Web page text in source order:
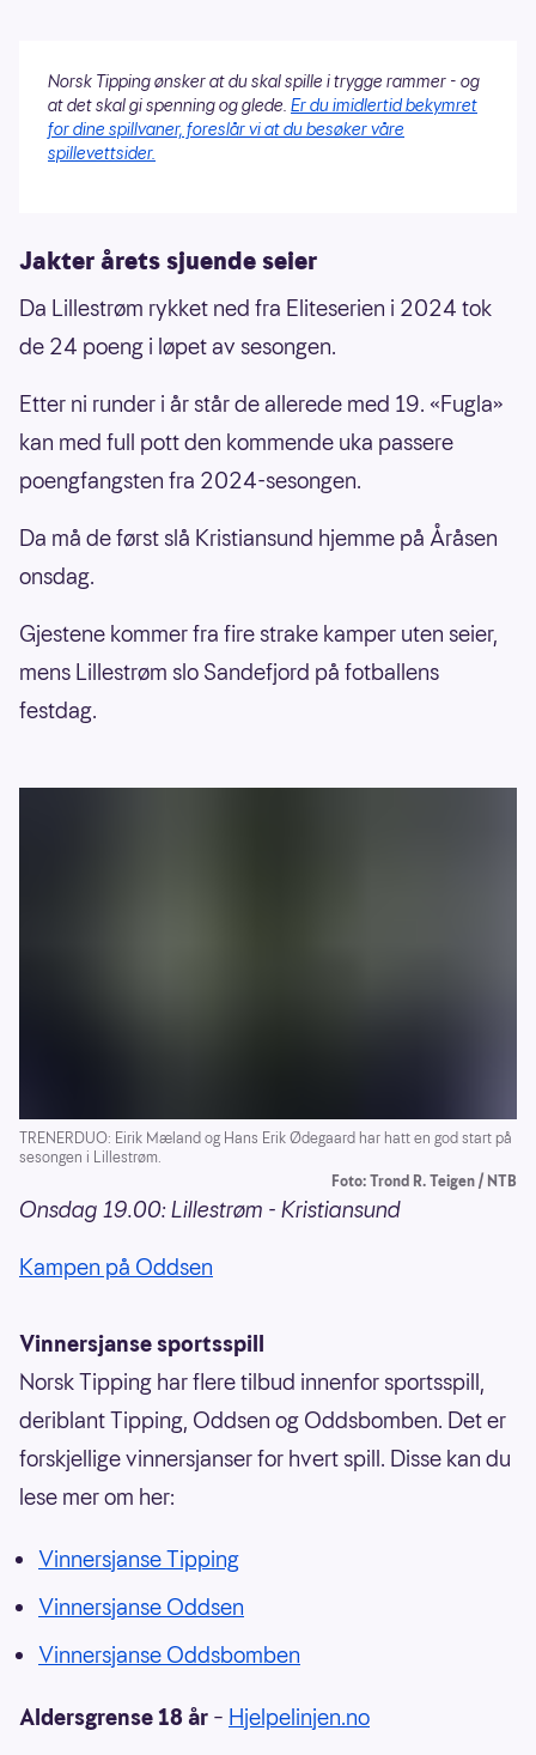
Norsk Tipping ønsker at du skal spille i trygge rammer - og
at det skal gi spenning og glede. Er du imidlertid bekymret
for dine spillvaner, foreslår vi at du besøker våre
spillevettsider.
Jakter årets sjuende seier
Da Lillestrøm rykket ned fra Eliteserien i 2024 tok
de 24 poeng i løpet av sesongen.
Etter ni runder i år står de allerede med 19. «Fugla»
kan med full pott den kommende uka passere
poengfangsten fra 2024-sesongen.
Da må de først slå Kristiansund hjemme på Åråsen
onsdag.
Gjestene kommer fra fire strake kamper uten seier,
mens Lillestrøm slo Sandefjord på fotballens
festdag.
TRENERDUO: Eirik Mæland og Hans Erik Ødegaard har hatt en god start på
sesongen i Lillestrøm.
Foto: Trond R. Teigen / NTB
Onsdag 19.00: Lillestrøm - Kristiansund
Kampen på Oddsen
Vinnersjanse sportsspill
Norsk Tipping har flere tilbud innenfor sportsspill,
deriblant Tipping, Oddsen og Oddsbomben. Det er
forskjellige vinnersjanser for hvert spill. Disse kan du
lese mer om her:
Vinnersjanse Tipping
Vinnersjanse Oddsen
Vinnersjanse Oddsbomben
Aldersgrense 18 år – Hjelpelinjen.no